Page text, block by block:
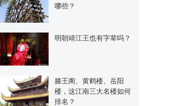
哪些？
明朝靖江王也有字辈吗？
滕王阁、黄鹤楼、岳阳
楼，这江南三大名楼如何
排名？